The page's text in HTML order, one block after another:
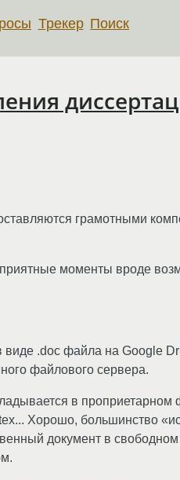
Трекер Поиск
грамотными
моменты вроде
.doc файла на Google
файлового сервера.
в
Хорошо, большинство
документ в